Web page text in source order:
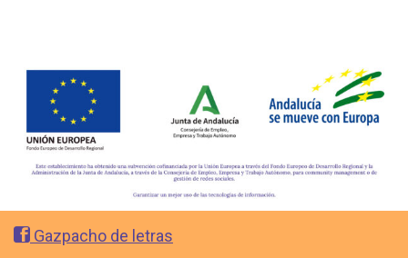
Gazpacho de letras